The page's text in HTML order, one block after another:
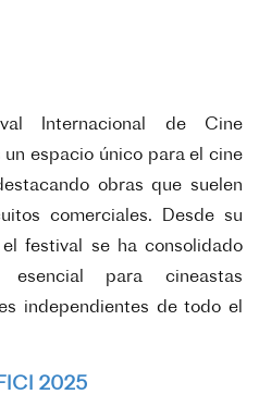
Internacional de Cine
un espacio único para el cine
obras que suelen
comerciales. Desde su
festival se ha consolidado
para cineastas
independientes de todo el
2025